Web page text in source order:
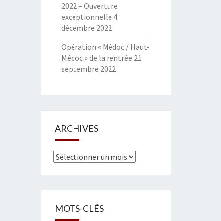
2022 – Ouverture
exceptionnelle 4
décembre 2022
Opération « Médoc / Haut-
Médoc » de la rentrée 21
septembre 2022
ARCHIVES
Archives
MOTS-CLÉS